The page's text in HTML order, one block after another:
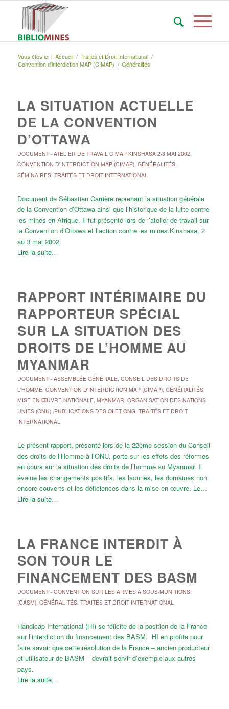
Vous êtes ici : Accueil / Traités et Droit International /
Convention d'interdiction MAP (CIMAP) / Généralités
LA SITUATION ACTUELLE
DE LA CONVENTION
D’OTTAWA
DOCUMENT- ATELIER DE TRAVAIL CIMAP KINSHASA 2-3 MAI 2002,
CONVENTION D'INTERDICTION MAP (CIMAP), GÉNÉRALITÉS,
SÉMINAIRES, TRAITÉS ET DROIT INTERNATIONAL
Document de Sébastien Carrière reprenant la situation générale
de la Convention d’Ottawa ainsi que l’historique de la lutte contre
les mines en Afrique. Il fut présenté lors de l’atelier de travail sur
la Convention d’Ottawa et l’action contre les mines.Kinshasa, 2
au 3 mai 2002.
Lire la suite…
RAPPORT INTÉRIMAIRE DU
RAPPORTEUR SPÉCIAL
SUR LA SITUATION DES
DROITS DE L’HOMME AU
MYANMAR
DOCUMENT- ASSEMBLÉE GÉNÉRALE, CONSEIL DES DROITS DE
L'HOMME, CONVENTION D'INTERDICTION MAP (CIMAP), GÉNÉRALITÉS,
MISE EN ŒUVRE NATIONALE, MYANMAR, ORGANISATION DES NATIONS
UNIES (ONU), PUBLICATIONS DES OI ET ONG, TRAITÉS ET DROIT
INTERNATIONAL
Le présent rapport, présenté lors de la 22ème session du Conseil
des droits de l’Homme à l’ONU, porte sur les effets des réformes
en cours sur la situation des droits de l’homme au Myanmar. Il
évalue les changements positifs, les lacunes, les domaines non
encore couverts et les déficiences dans la mise en œuvre. Le…
Lire la suite…
LA FRANCE INTERDIT À
SON TOUR LE
FINANCEMENT DES BASM
DOCUMENT- CONVENTION SUR LES ARMES À SOUS-MUNITIONS
(CASM), GÉNÉRALITÉS, TRAITÉS ET DROIT INTERNATIONAL
Handicap International (HI) se félicite de la position de la France
sur l’interdiction du financement des BASM. HI en profite pour
faire savoir que cette résolution de la France – ancien producteur
et utilisateur de BASM – devrait servir d’exemple aux autres
pays.
Lire la suite…